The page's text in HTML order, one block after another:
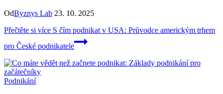
OdByznys Lab 23. 10. 2025
Přečtěte si více S čím podnikat v USA: Průvodce americkým trhem
pro České podnikatele
Podnikání